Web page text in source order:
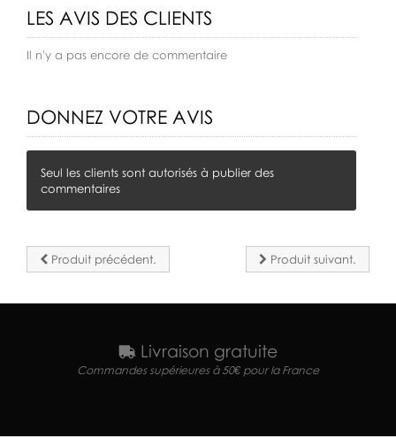
LES AVIS DES CLIENTS
Il n'y a pas encore de commentaire
DONNEZ VOTRE AVIS
Seul les clients sont autorisés à publier des
commentaires
Produit précédent. Produit suivant.
Livraison gratuite
Commandes supérieures à 50€ pour la France